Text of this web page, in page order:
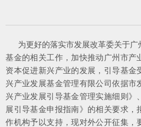
为更好的落实市发展改革委关于广
基金的相关工作，加快推动广州市产
资本促进新兴产业的发展，引导基金
兴产业发展基金管理有限公司依据市
兴产业发展引导基金管理实施细则》
展引导基金申报指南》的相关要求，
作机构予以支持，现对外公开征集，